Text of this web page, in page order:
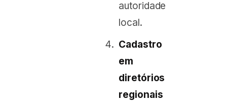
autoridade
local.
Cadastro
em
diretórios
regionais